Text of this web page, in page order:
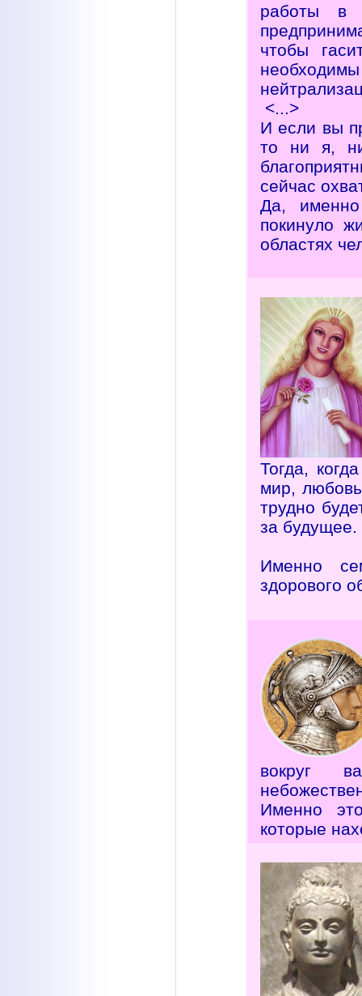
работы в
чтобы
<...>
И если вы
то ни я,
сейчас
Да,
покинуло
областях
Тогда,
мир,
трудно
за будущее.
Именно
здорового
вокруг
Именно
которые